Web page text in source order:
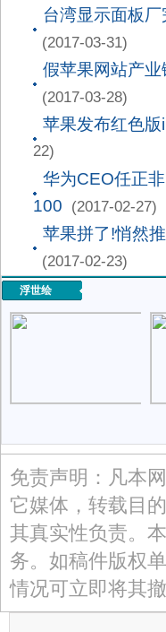
台湾显示面板
(2017-03-31)
假苹果网站产
(2017-03-28)
苹果发布红色
22)
华为CEO任正
100
(2017-02-27)
苹果拼了!悄然
(2017-02-23)
浮世绘
免责声明：凡本
它媒体，转载目
其真实性负责。
务。如稿件版权
情况可立即将其撤